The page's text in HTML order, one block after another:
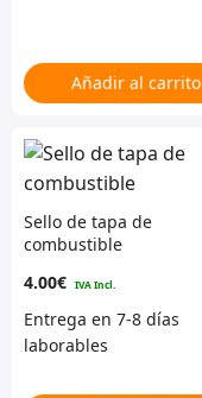
Añadir al carrito
Sello de tapa de
combustible
4.00€